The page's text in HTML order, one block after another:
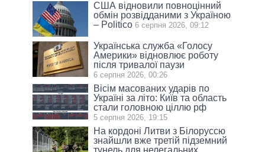
США відновили повноцінний
обмін розвідданими з Україною
– Politico 6 серпня 2026, 09:12
Українська служба «Голосу
Америки» відновлює роботу
після тривалої паузи
6 серпня 2026, 00:26
Вісім масованих ударів по
Україні за літо: Київ та область
стали головною ціллю рф
5 серпня 2026, 19:15
На кордоні Литви з Білоруссю
знайшли вже третій підземний